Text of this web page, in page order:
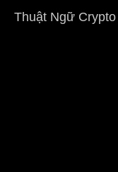
Thuật Ngữ Crypto